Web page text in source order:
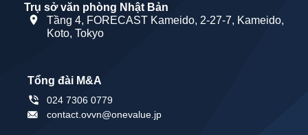
Trụ sở văn phòng Nhật Bản
Tầng 4, FORECAST Kameido, 2-27-7, Kameido,
Koto, Tokyo
Tổng đài M&A
024 7306 0779
contact.ovvn@onevalue.jp